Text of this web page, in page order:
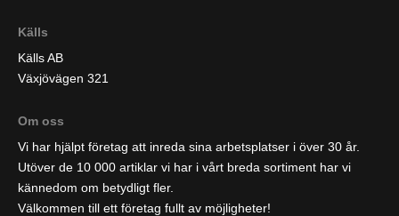
Källs
Källs AB
Växjövägen 321
Om oss
Vi har hjälpt företag att inreda sina arbetsplatser i över 30 år.
Utöver de 10 000 artiklar vi har i vårt breda sortiment har vi
kännedom om betydligt fler.
Välkommen till ett företag fullt av möjligheter!